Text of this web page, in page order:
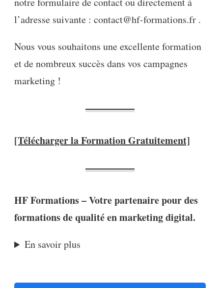
l’adresse suivante : contact@hf-formations.fr .
Nous vous souhaitons une excellente formation
et de nombreux succès dans vos campagnes
marketing !
[Télécharger la Formation Gratuitement]
HF Formations – Votre partenaire pour des
formations de qualité en marketing digital.
En savoir plus